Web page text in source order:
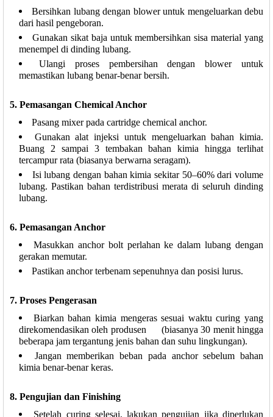
Bersihkan lubang dengan blower untuk mengeluarkan debu
dari hasil pengeboran.
Gunakan sikat baja untuk membersihkan sisa material yang
menempel di dinding lubang.
Ulangi proses pembersihan dengan blower untuk
memastikan lubang benar-benar bersih.
5. Pemasangan Chemical Anchor
Pasang mixer pada cartridge chemical anchor.
Gunakan alat injeksi untuk mengeluarkan bahan kimia.
Buang 2 sampai 3 tembakan bahan kimia hingga terlihat
tercampur rata (biasanya berwarna seragam).
Isi lubang dengan bahan kimia sekitar 50–60% dari volume
lubang. Pastikan bahan terdistribusi merata di seluruh dinding
lubang.
6. Pemasangan Anchor
Masukkan anchor bolt perlahan ke dalam lubang dengan
gerakan memutar.
Pastikan anchor terbenam sepenuhnya dan posisi lurus.
7. Proses Pengerasan
Biarkan bahan kimia mengeras sesuai waktu curing yang
direkomendasikan oleh produsen (biasanya 30 menit hingga
beberapa jam tergantung jenis bahan dan suhu lingkungan).
Jangan memberikan beban pada anchor sebelum bahan
kimia benar-benar keras.
8. Pengujian dan Finishing
Setelah curing selesai, lakukan pengujian jika diperlukan